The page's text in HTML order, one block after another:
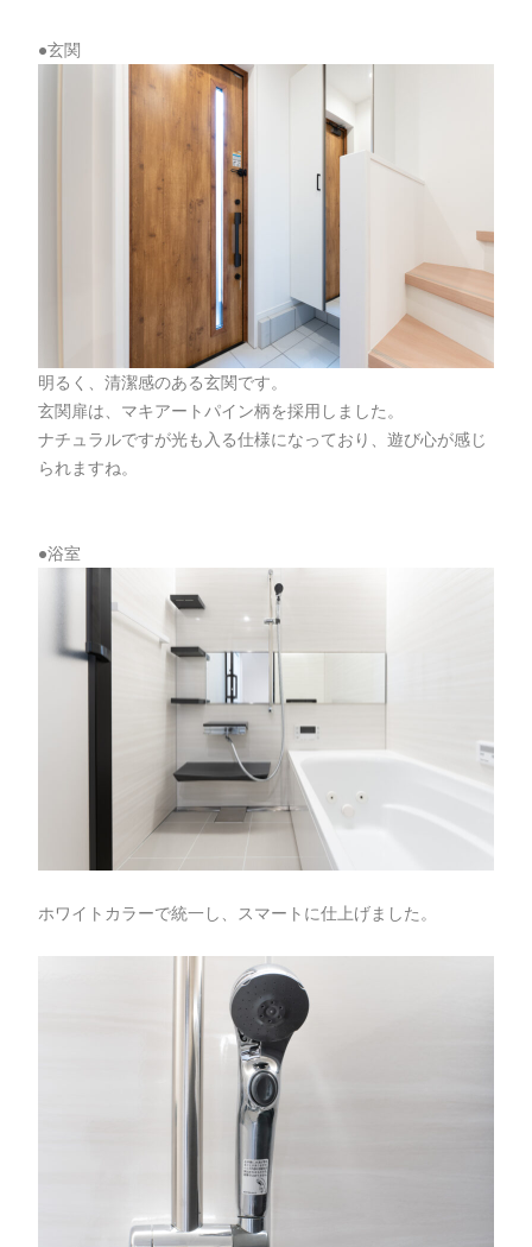
●玄関
明るく、清潔感のある玄関です。
玄関扉は、マキアートパイン柄を採用しました。
ナチュラルですが光も入る仕様になっており、遊び心が感じ
られますね。
●浴室
ホワイトカラーで統一し、スマートに仕上げました。